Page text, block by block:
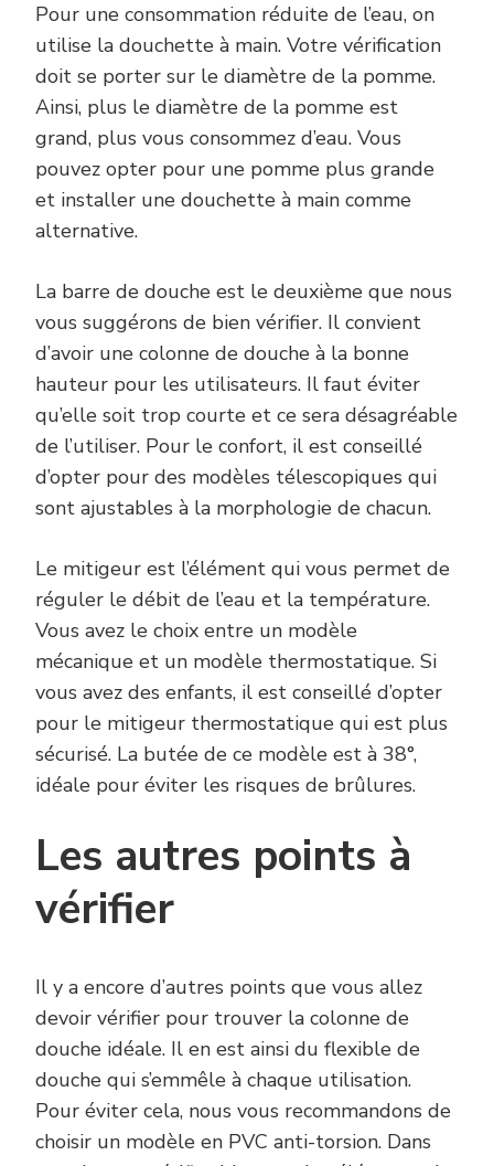
Pour une consommation réduite de l’eau, on
utilise la douchette à main. Votre vérification
doit se porter sur le diamètre de la pomme.
Ainsi, plus le diamètre de la pomme est
grand, plus vous consommez d’eau. Vous
pouvez opter pour une pomme plus grande
et installer une douchette à main comme
alternative.
La barre de douche est le deuxième que nous
vous suggérons de bien vérifier. Il convient
d’avoir une colonne de douche à la bonne
hauteur pour les utilisateurs. Il faut éviter
qu’elle soit trop courte et ce sera désagréable
de l’utiliser. Pour le confort, il est conseillé
d’opter pour des modèles télescopiques qui
sont ajustables à la morphologie de chacun.
Le mitigeur est l’élément qui vous permet de
réguler le débit de l’eau et la température.
Vous avez le choix entre un modèle
mécanique et un modèle thermostatique. Si
vous avez des enfants, il est conseillé d’opter
pour le mitigeur thermostatique qui est plus
sécurisé. La butée de ce modèle est à 38°,
idéale pour éviter les risques de brûlures.
Les autres points à
vérifier
Il y a encore d’autres points que vous allez
devoir vérifier pour trouver la colonne de
douche idéale. Il en est ainsi du flexible de
douche qui s’emmêle à chaque utilisation.
Pour éviter cela, nous vous recommandons de
choisir un modèle en PVC anti-torsion. Dans